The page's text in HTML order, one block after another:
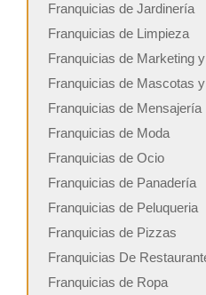
Franquicias de Jardinería
Franquicias de Limpieza
Franquicias de Marketing
Franquicias de Mascotas
Franquicias de Mensajería
Franquicias de Moda
Franquicias de Ocio
Franquicias de Panadería
Franquicias de Peluqueria
Franquicias de Pizzas
Franquicias De
Franquicias de Ropa